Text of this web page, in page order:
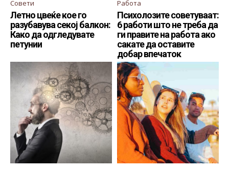
Совети
Летно цвеќе кое го
разубавува секој балкон:
Како да одгледувате
петунии
Работа
Психолозите советуваат:
6 работи што не треба да
ги правите на работа ако
сакате да оставите
добар впечаток